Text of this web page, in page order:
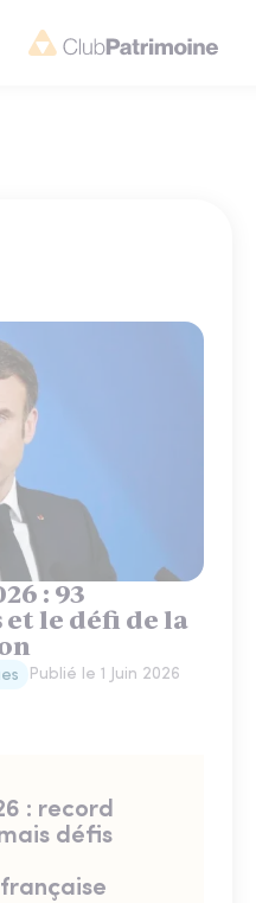
: 93
le défi de la
Publié le 1 Juin 2026
: record
défis